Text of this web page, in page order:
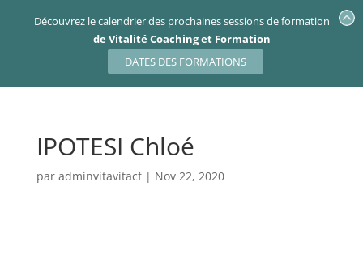
IPOTESI Chloé
par adminvitavitacf| Nov 22, 2020
Découvrez le calendrier des prochaines sessions de formation
de Vitalité Coaching et Formation
DATES DES FORMATIONS